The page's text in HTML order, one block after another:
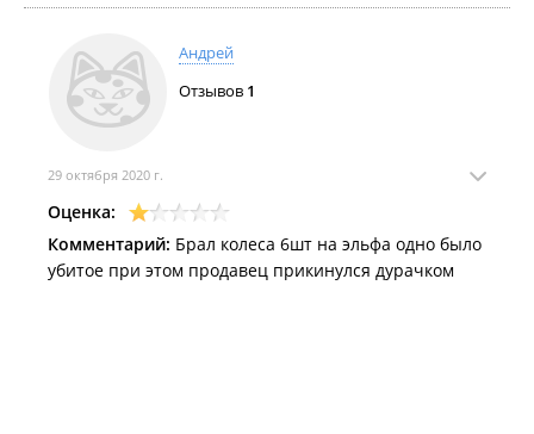
Андрей
Отзывов 1
29 октября 2020 г.
Оценка:
Комментарий: Брал колеса 6шт на эльфа одно было
убитое при этом продавец прикинулся дурачком